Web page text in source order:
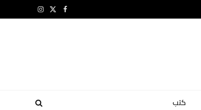
فيسبوك
X
الانستغرام
كتب